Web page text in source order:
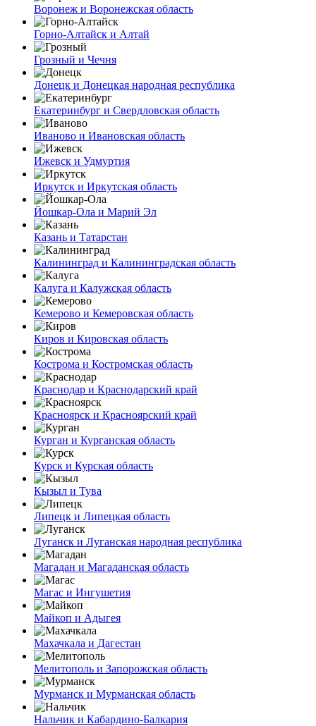
Воронеж и Воронежская область
Горно-Алтайск и Алтай
Грозный и Чечня
Донецк и Донецкая народная республика
Екатеринбург и Свердловская область
Иваново и Ивановская область
Ижевск и Удмуртия
Иркутск и Иркутская область
Йошкар-Ола и Марий Эл
Казань и Татарстан
Калининград и Калининградская область
Калуга и Калужская область
Кемерово и Кемеровская область
Киров и Кировская область
Кострома и Костромская область
Краснодар и Краснодарский край
Красноярск и Красноярский край
Курган и Курганская область
Курск и Курская область
Кызыл и Тува
Липецк и Липецкая область
Луганск и Луганская народная республика
Магадан и Магаданская область
Магас и Ингушетия
Майкоп и Адыгея
Махачкала и Дагестан
Мелитополь и Запорожская область
Мурманск и Мурманская область
Нальчик и Кабардино-Балкария